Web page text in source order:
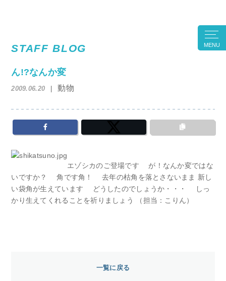
STAFF BLOG
ん!?なんか変
2009.06.20 動物
エゾシカのご登場です が！なんか変ではな
いですか？ 角です角！ 去年の枯角を落とさないまま 新し
い袋角が生えています どうしたのでしょうか・・・ しっ
かり生えてくれることを祈りましょう （担当：こりん）
一覧に戻る
MENU